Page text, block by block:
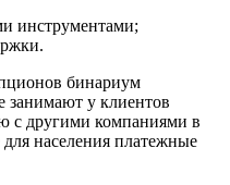
инструментами;
занимают у клиентов
с другими компаниями в
населения платежные